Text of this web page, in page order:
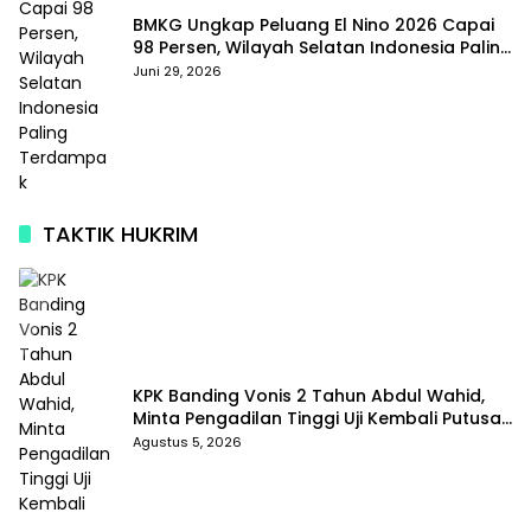
BMKG Ungkap Peluang El Nino 2026 Capai
98 Persen, Wilayah Selatan Indonesia Paling
Terdampak
Juni 29, 2026
TAKTIK HUKRIM
KPK Banding Vonis 2 Tahun Abdul Wahid,
Minta Pengadilan Tinggi Uji Kembali Putusan
Tipikor
Agustus 5, 2026